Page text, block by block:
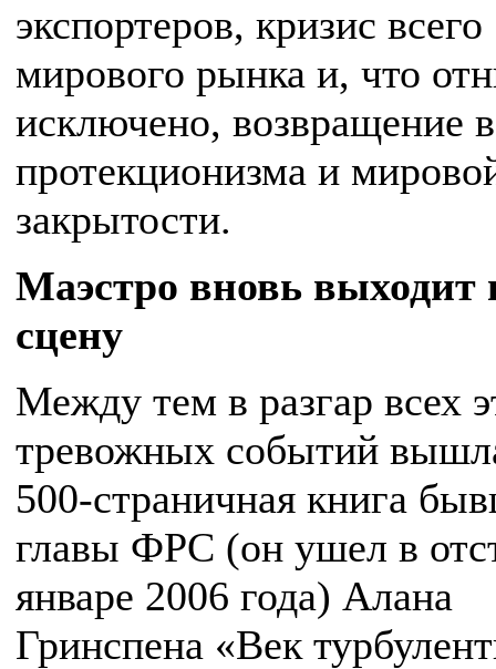
экспортеров, кризис всего
мирового рынка и, что
исключено, возвращение
протекционизма и
закрытости.
Маэстро вновь выходит
сцену
Между тем в разгар всех
тревожных событий
500-страничная книга
главы ФРС (он ушел в
январе 2006 года) Алана
Гринспена «Век